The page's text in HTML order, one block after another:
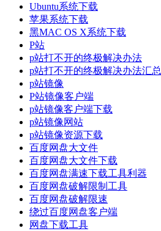
Ubuntu系统下载
苹果系统下载
黑MAC OS X系统下载
P站
p站打不开的终极解决办法
p站打不开的终极解决办法汇总
p站镜像
P站镜像客户端
p站镜像客户端下载
p站镜像网站
p站镜像资源下载
百度网盘大文件
百度网盘大文件下载
百度网盘满速下载工具利器
百度网盘破解限制工具
百度网盘破解限速
绕过百度网盘客户端
网盘下载工具